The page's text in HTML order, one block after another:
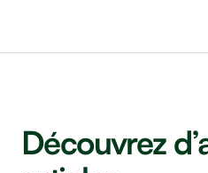
Découvrez